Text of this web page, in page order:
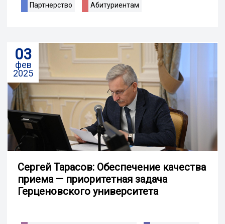
Партнерство Абитуриентам
03
фев
2025
Сергей Тарасов: Обеспечение качества
приема — приоритетная задача
Герценовского университета